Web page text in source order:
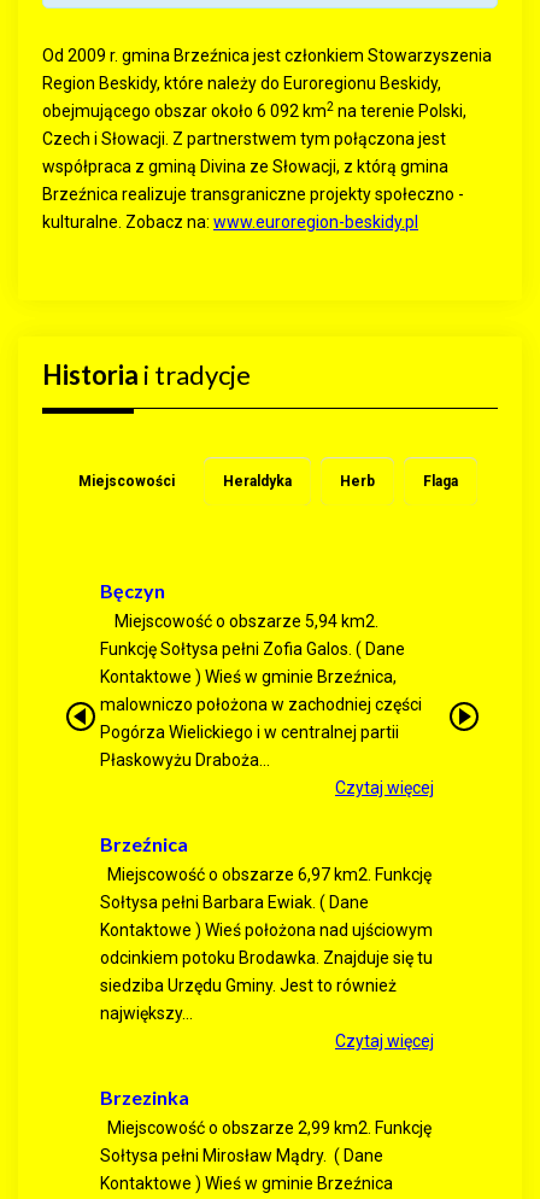
Od 2009 r. gmina Brzeźnica jest członkiem Stowarzyszenia
Region Beskidy, które należy do Euroregionu Beskidy,
obejmującego obszar około 6 092 km2 na terenie Polski,
Czech i Słowacji. Z partnerstwem tym połączona jest
współpraca z gminą Divina ze Słowacji, z którą gmina
Brzeźnica realizuje transgraniczne projekty społeczno -
kulturalne. Zobacz na: www.euroregion-beskidy.pl
Historia i tradycje
Miejscowości Heraldyka Herb Flaga
Bęczyn
Miejscowość o obszarze 5,94 km2.
Funkcję Sołtysa pełni Zofia Galos. ( Dane
Kontaktowe ) Wieś w gminie Brzeźnica,
malowniczo położona w zachodniej części
Pogórza Wielickiego i w centralnej partii
Płaskowyżu Draboża...
Czytaj więcej
Brzeźnica
Miejscowość o obszarze 6,97 km2. Funkcję
Sołtysa pełni Barbara Ewiak. ( Dane
Kontaktowe ) Wieś położona nad ujściowym
odcinkiem potoku Brodawka. Znajduje się tu
siedziba Urzędu Gminy. Jest to również
największy...
Czytaj więcej
Brzezinka
Miejscowość o obszarze 2,99 km2. Funkcję
Sołtysa pełni Mirosław Mądry. ( Dane
Kontaktowe ) Wieś w gminie Brzeźnica